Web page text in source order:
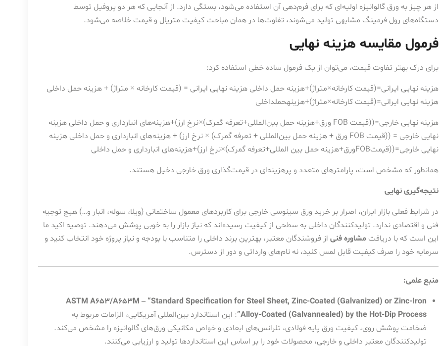
از هر چیز به ورق گالوانیزه اولیه‌ای که برای فرم‌دهی آن استفاده می‌شود، بستگی دارد. از آنجایی که هر دو پروفیل توسط
دستگاه‌های رول فرمینگ مشابهی تولید می‌شوند، تفاوت‌ها در همان مباحث کیفیت متریال و قیمت خلاصه می‌شود.
فرمول مقایسه هزینه نهایی
برای درک بهتر تفاوت قیمت، می‌توان از یک فرمول ساده خطی استفاده کرد:
هزینه نهایی ایرانی=(قیمت کارخانه×متراژ)+هزینه حمل داخلی هزینه نهایی ایرانی = (قیمت کارخانه × متراژ) + هزینه حمل داخلی
هزینه نهایی ایرانی=
(قیمت کارخانه×متراژ)
+هزینهحملداخلی
هزینه نهایی خارجی=((قیمت FOB ورق+هزینه حمل بین‌المللی+تعرفه گمرک)×نرخ ارز)+هزینه‌های انبارداری و حمل داخلی هزینه
نهایی خارجی = ((قیمت FOB ورق + هزینه حمل بین‌المللی + تعرفه گمرک) × نرخ ارز) + هزینه‌های انبارداری و حمل داخلی
هزینه
نهایی خارجی=
((قیمتFOBورق+هزینه حمل بین‌ المللی+تعرفه گمرک)
×نرخ ارز)
+هزینه‌های انبارداری و حمل داخلی
همانطور که مشخص است، پارامترهای متعدد و پرهزینه‌ای در قیمت‌گذاری ورق خارجی دخیل هستند.
نتیجه‌گیری نهایی
در شرایط فعلی بازار ایران، اصرار بر خرید ورق سینوسی خارجی برای کاربردهای معمول ساختمانی (ویلا، سوله، انبار و…) هیچ توجیه
فنی و اقتصادی ندارد. تولیدکنندگان داخلی به سطحی از کیفیت رسیده‌اند که نیاز بازار را به خوبی پوشش می‌دهند. توصیه اکید ما
این است که با دریافت مشاوره فنی از فروشندگان معتبر، بهترین برند داخلی را متناسب با بودجه و نیاز پروژه خود انتخاب کنید و
سرمایه خود را صرف کیفیت قابل لمس کنید، نه نام‌های وارداتی و دور از دسترس.
منبع علمی:
ASTM A653/A653M – “Standard Specification for Steel Sheet, Zinc-Coated (Galvanized) or Zinc-Iron
Alloy-Coated (Galvannealed) by the Hot-Dip Process” : این استاندارد بین‌المللی آمریکایی، الزامات مربوط به
ضخامت پوشش روی، کیفیت ورق پایه فولادی، تلرانس‌های ابعادی و خواص مکانیکی ورق‌های گالوانیزه را مشخص می‌کند.
تولیدکنندگان معتبر داخلی و خارجی، محصولات خود را بر اساس این استانداردها تولید و ارزیابی می‌کنند.